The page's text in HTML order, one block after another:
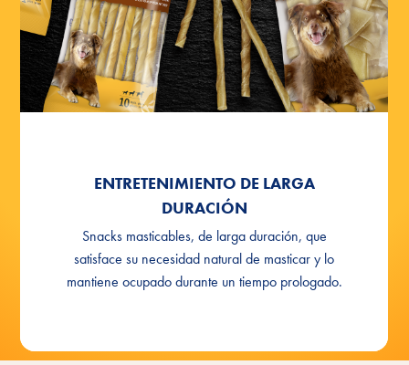
ENTRETENIMIENTO DE LARGA
DURACIÓN
Snacks masticables, de larga duración, que
satisface su necesidad natural de masticar y lo
mantiene ocupado durante un tiempo prologado.
Larga duración CHEWS hueso masticable
22cm
Larga duración CHEWS Palitos masticables
trenzados (10 o 25 unidades)